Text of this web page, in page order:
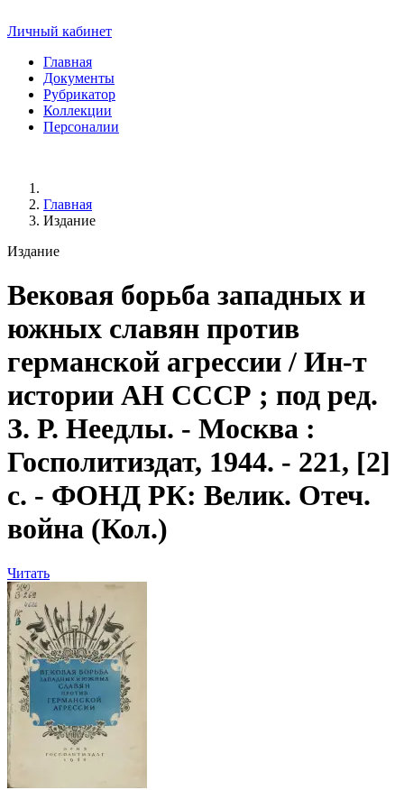
Личный кабинет
Главная
Документы
Рубрикатор
Коллекции
Персоналии
Главная
Издание
Издание
Вековая борьба западных и
южных славян против
германской агрессии/ Ин-т
истории АН СССР ; под ред.
З. Р. Неедлы. - Москва :
Госполитиздат, 1944. - 221, [2]
с. - ФОНД РК: Велик. Отеч.
война (Кол.)
Читать